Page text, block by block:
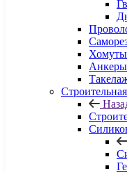
Хомуты
Анкеры